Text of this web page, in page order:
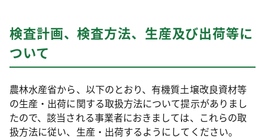
検査計画、検査方法、生産及び出荷等に
ついて
農林水産省から、以下のとおり、有機質土壌改良資材等
の生産・出荷に関する取扱方法について提示がありまし
たので、該当される事業者におきましては、これらの取
扱方法に従い、生産・出荷するようにしてください。